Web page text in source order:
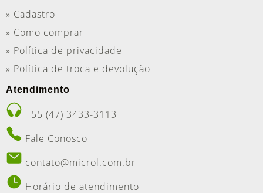
» Cadastro
» Como comprar
» Política de privacidade
» Política de troca e devolução
Atendimento
+55 (47) 3433-3113
Fale Conosco
contato@microl.com.br
Horário de atendimento